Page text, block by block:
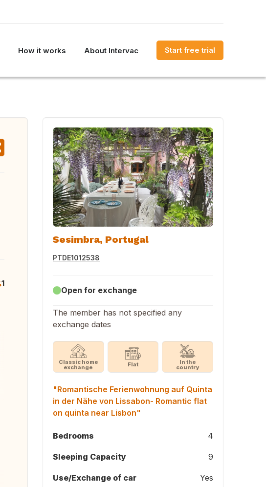
How it works About Intervac Start free trial
1
Sesimbra, Portugal
PTDE1012538
Open for exchange
The member has not specified any
exchange dates
Classic home
exchange Flat In the
country
"Romantische Ferienwohnung auf Quinta
in der Nähe von Lissabon- Romantic flat
on quinta near Lisbon"
Bedrooms 4
Sleeping Capacity 9
Use/Exchange of car Yes